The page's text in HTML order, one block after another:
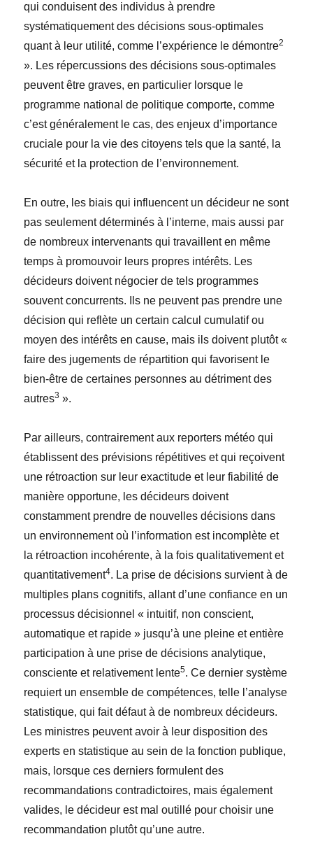
qui conduisent des individus à prendre
systématiquement des décisions sous-optimales
quant à leur utilité, comme l’expérience le démontre2
». Les répercussions des décisions sous-optimales
peuvent être graves, en particulier lorsque le
programme national de politique comporte, comme
c’est généralement le cas, des enjeux d’importance
cruciale pour la vie des citoyens tels que la santé, la
sécurité et la protection de l’environnement.
En outre, les biais qui influencent un décideur ne sont
pas seulement déterminés à l’interne, mais aussi par
de nombreux intervenants qui travaillent en même
temps à promouvoir leurs propres intérêts. Les
décideurs doivent négocier de tels programmes
souvent concurrents. Ils ne peuvent pas prendre une
décision qui reflète un certain calcul cumulatif ou
moyen des intérêts en cause, mais ils doivent plutôt «
faire des jugements de répartition qui favorisent le
bien-être de certaines personnes au détriment des
autres3 ».
Par ailleurs, contrairement aux reporters météo qui
établissent des prévisions répétitives et qui reçoivent
une rétroaction sur leur exactitude et leur fiabilité de
manière opportune, les décideurs doivent
constamment prendre de nouvelles décisions dans
un environnement où l’information est incomplète et
la rétroaction incohérente, à la fois qualitativement et
quantitativement4. La prise de décisions survient à de
multiples plans cognitifs, allant d’une confiance en un
processus décisionnel « intuitif, non conscient,
automatique et rapide » jusqu’à une pleine et entière
participation à une prise de décisions analytique,
consciente et relativement lente5. Ce dernier système
requiert un ensemble de compétences, telle l’analyse
statistique, qui fait défaut à de nombreux décideurs.
Les ministres peuvent avoir à leur disposition des
experts en statistique au sein de la fonction publique,
mais, lorsque ces derniers formulent des
recommandations contradictoires, mais également
valides, le décideur est mal outillé pour choisir une
recommandation plutôt qu’une autre.